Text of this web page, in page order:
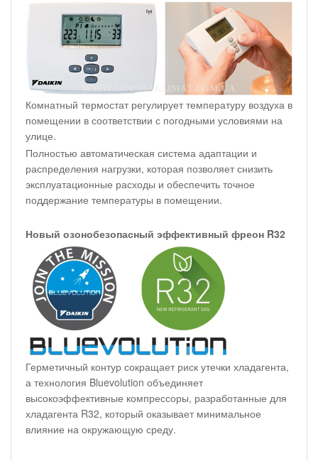
Комнатный термостат регулирует температуру воздуха в
помещении в соответствии с погодными условиями на
улице.
Полностью автоматическая система адаптации и
распределения нагрузки, которая позволяет снизить
эксплуатационные расходы и обеспечить точное
поддержание температуры в помещении.
Новый озонобезопасный эффективный фреон R32
Герметичный контур сокращает риск утечки хладагента,
а технология Bluevolution объединяет
высокоэффективные компрессоры, разработанные для
хладагента R32, который оказывает минимальное
влияние на окружающую среду.